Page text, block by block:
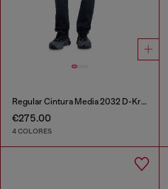
Regular Cintura Media 2032 D-Krooley Joggjeans®
€275.00
4 COLORES